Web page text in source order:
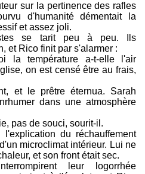
sur la pertinence des rafles
d'humanité démentait la
et assez joli.
se tarit peu à peu. Ils
et Rico finit par s'alarmer :
la température a-t-elle l'air
on est censé être au frais,
et le prêtre éternua. Sarah
dans une atmosphère
pas de souci, sourit-il.
l'explication du réchauffement
microclimat intérieur. Lui ne
et son front était sec.
leur logorrhée